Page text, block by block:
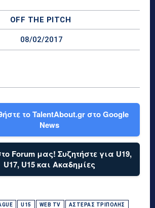
OFF THE PITCH
08/02/2017
το TalentAbout.gr στο Google
News
Forum μας! Συζητήστε για U19,
U17, U15 και Ακαδημίες
U15 WEB TV ΑΣΤΈΡΑΣ ΤΡΊΠΟΛΗΣ